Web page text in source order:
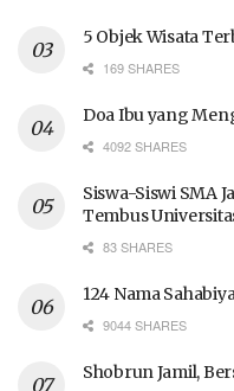
5 Objek Wisata
169 SHARES
Doa Ibu yang
4092 SHARES
Siswa-Siswi SMA
Tembus
83 SHARES
124 Nama
9044 SHARES
Shobrun Jamil,